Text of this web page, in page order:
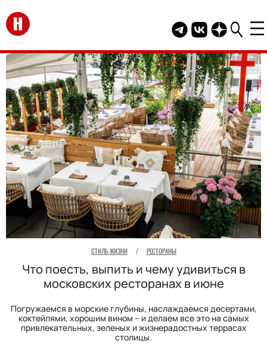
Перейти на главную
Telegram канал
Группа HELLO
Канал
СТИЛЬ ЖИЗНИ / РЕСТОРАНЫ
Что поесть, выпить и чему удивиться в
московских ресторанах в июне
Погружаемся в морские глубины, наслаждаемся десертами,
коктейлями, хорошим вином – и делаем все это на самых
привлекательных, зеленых и жизнерадостных террасах
столицы.